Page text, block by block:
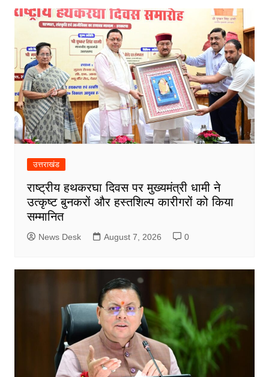
उत्तराखंड
राष्ट्रीय हथकरघा दिवस पर मुख्यमंत्री धामी ने
उत्कृष्ट बुनकरों और हस्तशिल्प कारीगरों को किया
सम्मानित
News Desk August 7, 2026 0